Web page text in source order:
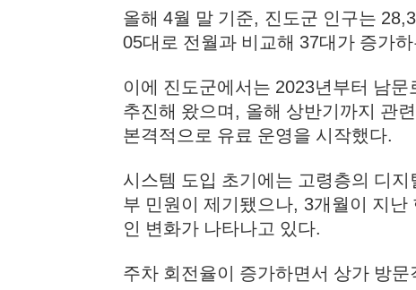
올해 4월 말 기준, 진도군 인구는
05대로 전월과 비교해 37대가 증가
이에 진도군에서는 2023년부터 남문
추진해 왔으며 , 올해 상반기까지 관
본격적으로 유료 운영을 시작했다.
시스템 도입 초기에는 고령층의 디지
부 민원이 제기됐으나, 3개월이 지난
인 변화가 나타나고 있다.
주차 회전율이 증가하면서 상가 방문